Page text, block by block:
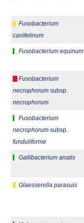
Fusobacterium
canifelinum
Fusobacterium equinum
Fusobacterium
necrophorum subsp.
necrophorum
Fusobacterium
necrophorum subsp.
funduliforme
Gallibacterium anatis
Glaesserella parasuis